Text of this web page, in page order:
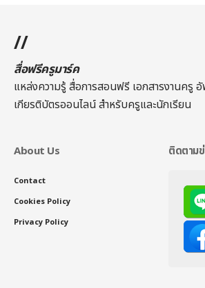
//
สื่อฟรีครูมาร์ค
แหล่งความรู้ สื่อการสอนฟรี เอกสารงานครู
เกียรติบัตรออนไลน์สำหรับครูและนักเรียน
About Us
Contact
Cookies Policy
Privacy Policy
ติดตาม